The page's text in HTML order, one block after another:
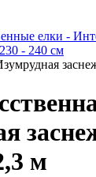
елки -
- 240 см
м